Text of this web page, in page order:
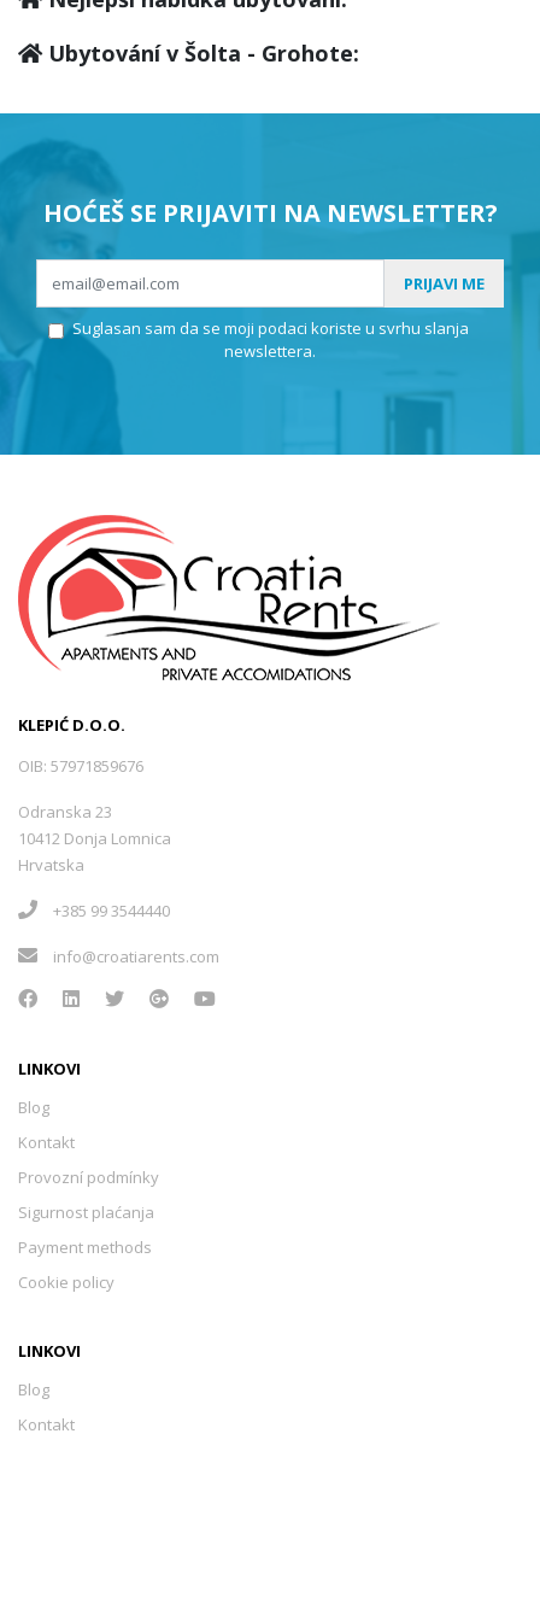
Ubytování v Šolta - Grohote:
HOĆEŠ SE PRIJAVITI NA NEWSLETTER?
PRIJAVI ME
Suglasan sam da se moji podaci koriste u svrhu slanja
newslettera.
KLEPIĆ D.O.O.
OIB: 57971859676
Odranska 23
10412 Donja Lomnica
Hrvatska
+385 99 3544440
info@croatiarents.com
LINKOVI
Blog
Kontakt
Provozní podmínky
Sigurnost plaćanja
Payment methods
Cookie policy
LINKOVI
Blog
Kontakt